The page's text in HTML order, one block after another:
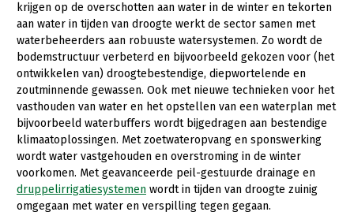
Medewerkers
Vakgroepbestuurders
Vacatures
Contact
krijgen op de overschotten aan water in de winter en tekorten
aan water in tijden van droogte werkt de sector samen met
waterbeheerders aan robuuste watersystemen. Zo wordt de
bodemstructuur verbeterd en bijvoorbeeld gekozen voor (het
ontwikkelen van) droogtebestendige, diepwortelende en
zoutminnende gewassen. Ook met nieuwe technieken voor het
vasthouden van water en het opstellen van een waterplan met
bijvoorbeeld waterbuffers wordt bijgedragen aan bestendige
klimaatoplossingen. Met zoetwateropvang en sponswerking
wordt water vastgehouden en overstroming in de winter
voorkomen. Met geavanceerde peil-gestuurde drainage en
druppelirrigatiesystemen wordt in tijden van droogte zuinig
omgegaan met water en verspilling tegen gegaan.